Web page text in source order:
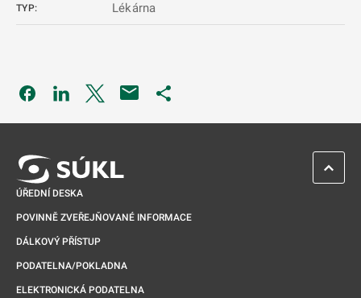
TYP: Lékárna
Odkaz se otevře na nové kartě
Odkaz se otevře na nové kartě
Odkaz se otevře na nové kartě
ÚŘEDNÍ DESKA
POVINNĚ ZVEŘEJŇOVANÉ INFORMACE
DÁLKOVÝ PŘÍSTUP
PODATELNA/POKLADNA
ELEKTRONICKÁ PODATELNA
ZPĚT